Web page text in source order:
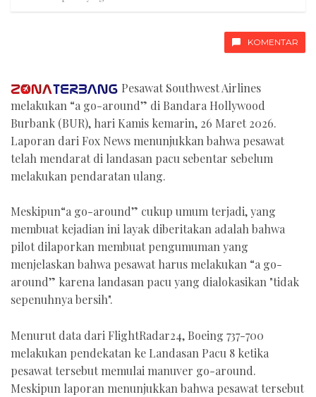
KOMENTAR
Pesawat Southwest Airlines
melakukan “a go-around” di Bandara Hollywood
Burbank (BUR), hari Kamis kemarin, 26 Maret 2026.
Laporan dari Fox News menunjukkan bahwa pesawat
telah mendarat di landasan pacu sebentar sebelum
melakukan pendaratan ulang.
Meskipun“a go-around” cukup umum terjadi, yang
membuat kejadian ini layak diberitakan adalah bahwa
pilot dilaporkan membuat pengumuman yang
menjelaskan bahwa pesawat harus melakukan “a go-
around” karena landasan pacu yang dialokasikan "tidak
sepenuhnya bersih".
Menurut data dari FlightRadar24, Boeing 737-700
melakukan pendekatan ke Landasan Pacu 8 ketika
pesawat tersebut memulai manuver go-around.
Meskipun laporan menunjukkan bahwa pesawat tersebut